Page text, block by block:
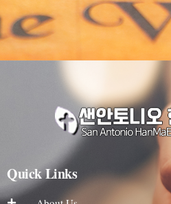
Quick Links